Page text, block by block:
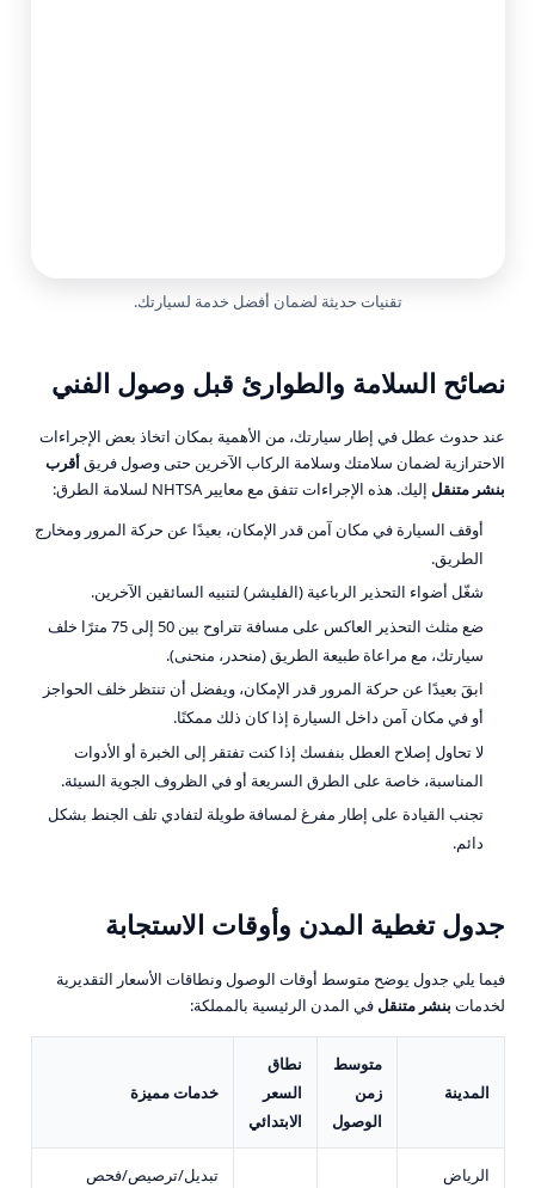
تقنيات حديثة لضمان أفضل خدمة لسيارتك.
نصائح السلامة والطوارئ قبل وصول الفني
عند حدوث عطل في إطار سيارتك، من الأهمية بمكان اتخاذ بعض الإجراءات
الاحترازية لضمان سلامتك وسلامة الركاب الآخرين حتى وصول فريقأقرب
بنشر متنقل إليك. هذه الإجراءات تتفق مع معايير NHTSA لسلامة الطرق:
أوقف السيارة في مكان آمن قدر الإمكان، بعيدًا عن حركة المرور ومخارج
الطريق.
شغّل أضواء التحذير الرباعية (الفليشر) لتنبيه السائقين الآخرين.
ضع مثلث التحذير العاكس على مسافة تتراوح بين 50 إلى 75 مترًا خلف
سيارتك، مع مراعاة طبيعة الطريق (منحدر، منحنى).
ابقَ بعيدًا عن حركة المرور قدر الإمكان، ويفضل أن تنتظر خلف الحواجز
أو في مكان آمن داخل السيارة إذا كان ذلك ممكنًا.
لا تحاول إصلاح العطل بنفسك إذا كنت تفتقر إلى الخبرة أو الأدوات
المناسبة، خاصة على الطرق السريعة أو في الظروف الجوية السيئة.
تجنب القيادة على إطار مفرغ لمسافة طويلة لتفادي تلف الجنط بشكل
دائم.
جدول تغطية المدن وأوقات الاستجابة
فيما يلي جدول يوضح متوسط أوقات الوصول ونطاقات الأسعار التقديرية
لخدمات بنشر متنقل في المدن الرئيسية بالمملكة:
المدينة
متوسط
زمن
الوصول
نطاق
السعر
الابتدائي
خدمات مميزة
الرياض
تبديل/ترصيص/فحص